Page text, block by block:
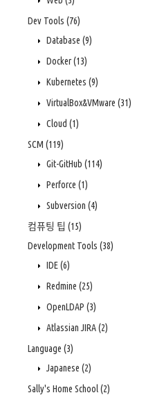
Dev Tools (76)
Database (9)
Docker(13)
Kubernetes (9)
VirtualBox&VMware (31)
Cloud (1)
SCM (119)
Git-GitHub (114)
Perforce (1)
Subversion (4)
컴퓨팅 팁 (15)
Development Tools (38)
IDE(6)
Redmine (25)
OpenLDAP (3)
Atlassian JIRA(2)
Language (3)
Japanese (2)
Sally's Home School(2)